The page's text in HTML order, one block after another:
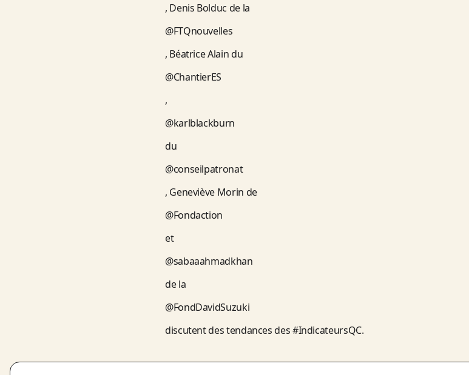
, Denis Bolduc de la
@FTQnouvelles
, Béatrice Alain du
@ChantierES
,
@karlblackburn
du
@conseilpatronat
, Geneviève Morin de
@Fondaction
et
@sabaaahmadkhan
de la
@FondDavidSuzuki
discutent des tendances des#IndicateursQC.